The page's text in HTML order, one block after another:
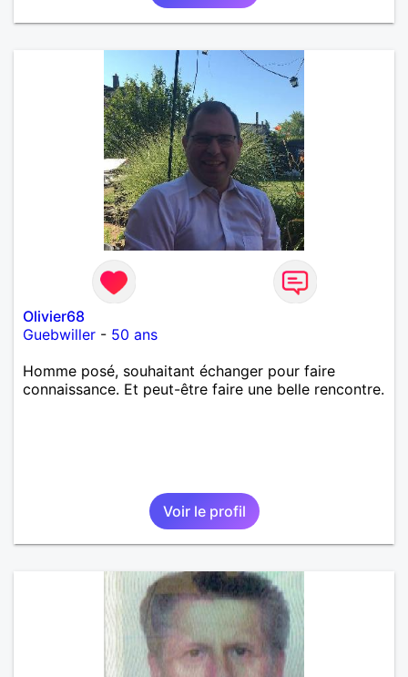
Olivier68
Guebwiller - 50 ans
Homme posé, souhaitant échanger pour faire
connaissance. Et peut-être faire une belle rencontre.
Voir le profil